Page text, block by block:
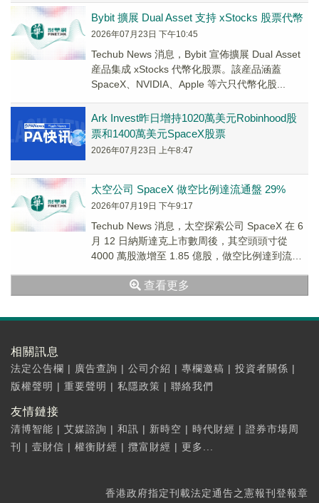
Bybit 擴展 Dual Asset 支持 xStocks 股票代幣
2026年07月23日 下午10:45
Techub News 消息，Bybit 宣佈擴展 Dual Asset
産品集成 xStocks 代幣化股票。該産品涵蓋
SpaceX、NVIDIA、Apple 等六只代幣化股...
Ark Invest昨日增持1020萬美元Robinhood股
票和1400萬美元SpaceX股票
2026年07月23日 上午8:47
太空公司 SpaceX 做空比例達流通盤 29%
2026年07月19日 下午9:17
Techub News 消息，太空探索公司 SpaceX 在 6
月 12 日納斯達克上市數周後，其空頭頭寸從
4000 萬股激增至 1.85 億股，做空比例達到流通
查看更多
相關訊息
法定公告欄 | 廣告查詢 | 公司介紹 | 專欄邀稿 | 投資者關係 |
版權聲明 | 重要聲明 | 私隱政策 | 聯絡我們
友情鏈接
清博智能 | 艾媒諮詢 | 和訊 | 新時空 | 時代財經 | 證券市場周
刊 | 壹財信 | 權衡財經 | 攬富財經 | 更多...
香港政府指定刊載法定通告之憲報刊登報章